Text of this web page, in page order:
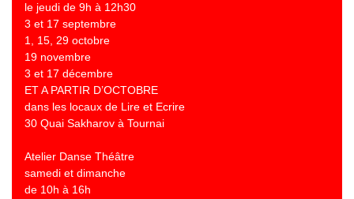
le jeudi de 9h à 12h30
3 et 17 septembre
1, 15, 29 octobre
19 novembre
3 et 17 décembre
ET A PARTIR D’OCTOBRE
dans les locaux de Lire et Ecrire
30 Quai Sakharov à Tournai
Atelier Danse Théâtre
samedi et dimanche
de 10h à 16h